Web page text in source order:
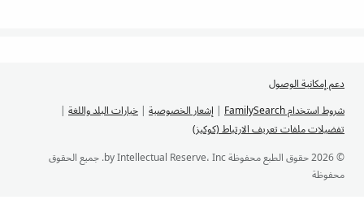
دعم إمكانية الوصول
شروط استخدام FamilySearch
| إشعار الخصوصية| خيارات البلد واللغة|
تفضيلات ملفات تعريف الارتباط (كوكيز)
© 2026 حقوق الطبع محفوظة by Intellectual Reserve، Inc. جميع الحقوق
محفوظة